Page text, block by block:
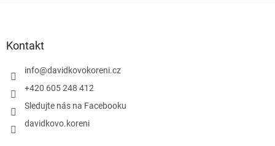
Kontakt
info@davidkovokoreni.cz
+420 605 248 412
Sledujte nás na Facebooku
davidkovo.koreni